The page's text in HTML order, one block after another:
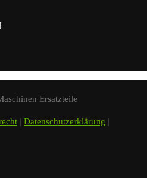
Ersatzteile
| Datenschutzerklärung |